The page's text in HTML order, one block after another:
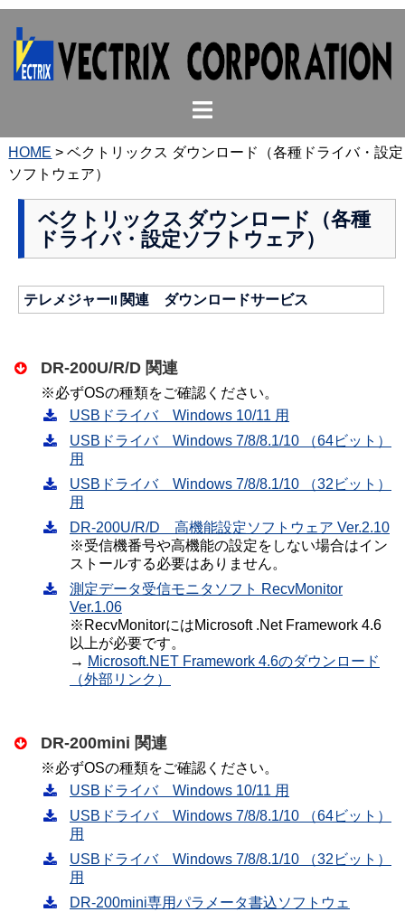
ス
キ
ト
ル
ュ
ー
HOME >ベクトリックス ダウンロード（各種ドライバ・設定
ソフトウェア）
ベクトリックス ダウンロード（各種
ドライバ・設定ソフトウェア）
テレメジャーII 関連 ダウンロードサービス
DR-200U/R/D 関連
※必ずOSの種類をご確認ください。
USBドライバ Windows 10/11 用
USBドライバ Windows 7/8/8.1/10 （64ビット）
用
USBドライバ Windows 7/8/8.1/10 （32ビット）
用
DR-200U/R/D 高機能設定ソフトウェア Ver.2.10
※受信機番号や高機能の設定をしない場合はイン
ストールする必要はありません。
測定データ受信モニタソフト RecvMonitor
Ver.1.06
※RecvMonitorにはMicrosoft .Net Framework 4.6
以上が必要です。
→ Microsoft.NET Framework 4.6のダウンロード
（外部リンク）
DR-200mini 関連
※必ずOSの種類をご確認ください。
USBドライバ Windows 10/11 用
USBドライバ Windows 7/8/8.1/10 （64ビット）
用
USBドライバ Windows 7/8/8.1/10 （32ビット）
用
DR-200mini専用パラメータ書込ソフトウェ